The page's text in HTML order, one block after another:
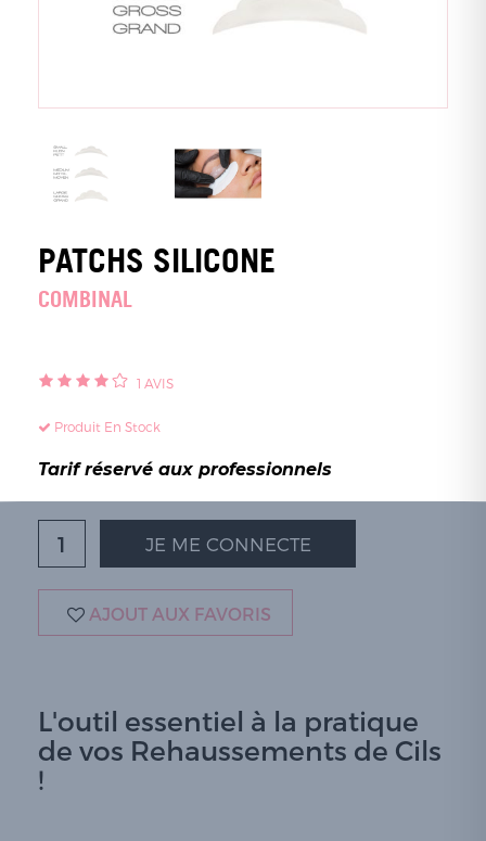
PATCHS SILICONE
COMBINAL
1 AVIS
Produit En Stock
Tarif réservé aux professionnels
JE ME CONNECTE
AJOUT AUX FAVORIS
L'outil essentiel à la pratique
de vos Rehaussements de Cils
!